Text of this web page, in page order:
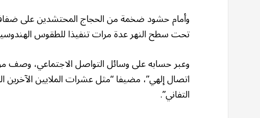
وأمام حشود ضخمة من الحجاج المحتشدين على
تحت سطح النهر عدة مرات تنفيذا للطقوس الهندوسية
وعبر حسابه على وسائل التواصل الاجتماعي، وصف
اتصال إلهي”، مضيفا “مثل عشرات الملايين الآخرين
التفاني”.